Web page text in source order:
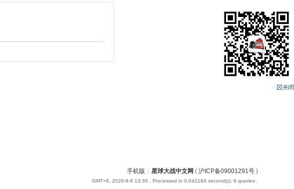
手机版 星球大战中文网 ( 沪ICP备09001291号 )
GMT+8, 2026-8-8 13:36 , Processed in 0.042184 second(s), 6 queries .